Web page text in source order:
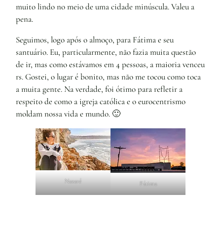
muito lindo no meio de uma cidade minúscula. Valeu a
pena.
Seguimos, logo após o almoço, para Fátima e seu
santuário. Eu, particularmente, não fazia muita questão
de ir, mas como estávamos em 4 pessoas, a maioria venceu
rs. Gostei, o lugar é bonito, mas não me tocou como toca
a muita gente. Na verdade, foi ótimo para refletir a
respeito de como a igreja católica e o eurocentrismo
moldam nossa vida e mundo. 🙂
Nazaré Fátima